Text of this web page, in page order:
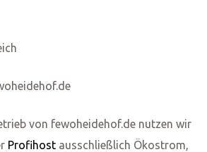
von fewoheidehof.de nutzen wir
Profihost ausschließlich Ökostrom,